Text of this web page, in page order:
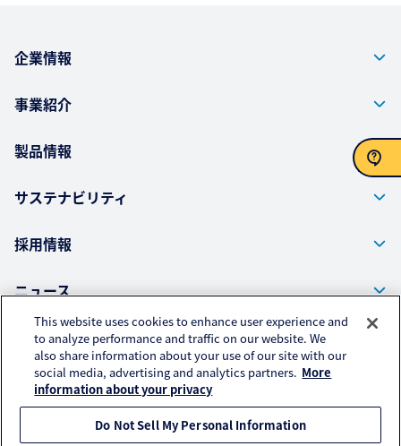
企業情報
事業紹介
製品情報
サステナビリティ
採用情報
ニュース
株式会社クラレ ウェブサイト
プライバシーポリシー
アクセスデータの取扱いについて
This website uses cookies to enhance user experience and
to analyze performance and traffic on our website. We
also share information about your use of our site with our
social media, advertising and analytics partners. More
information about your privacy
Do Not Sell My Personal Information